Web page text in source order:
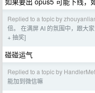
Replied to a topic by
倍。 在满屏 AI 的氛围中，跟大
+ 抽奖]
碰碰运气
Replied to a topic by
能加到微信嘛